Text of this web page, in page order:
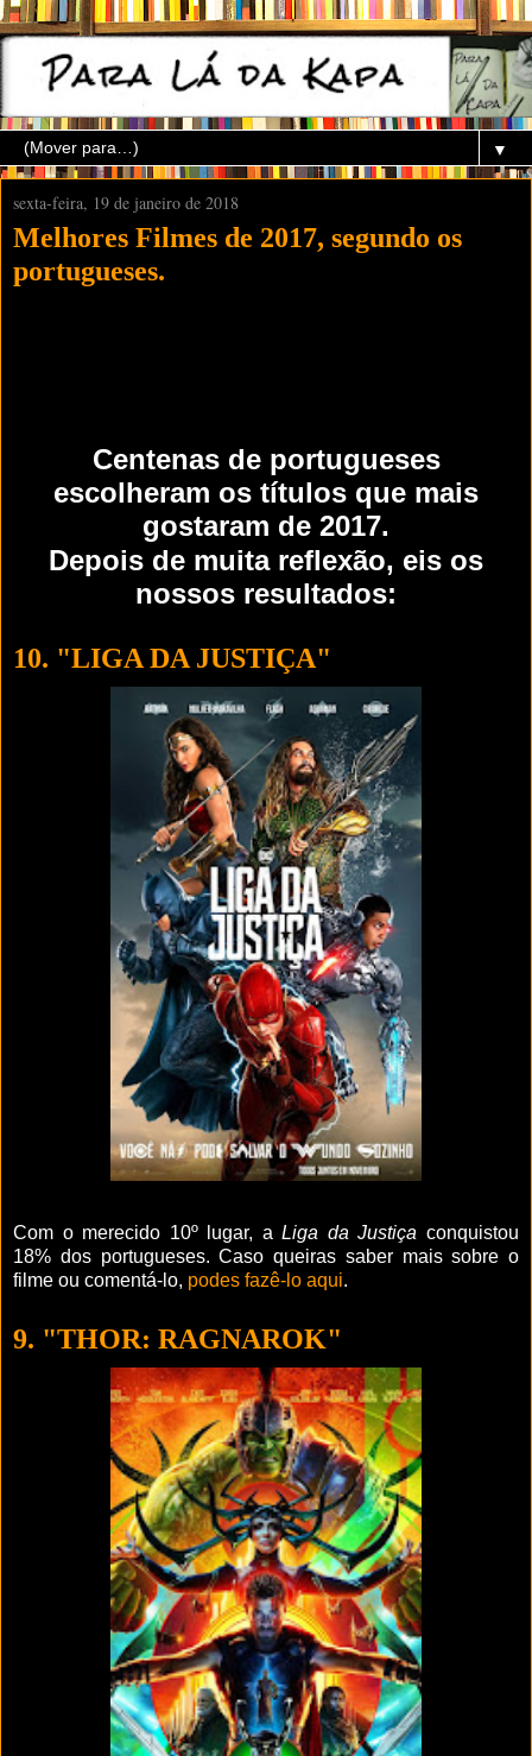
▼
sexta-feira, 19 de janeiro de 2018
Melhores Filmes de 2017, segundo os
portugueses.
Centenas de portugueses
escolheram os títulos que mais
gostaram de 2017.
Depois de muita reflexão, eis os
nossos resultados:
10. "LIGA DA JUSTIÇA"
Com o merecido 10º lugar, aLiga da Justiça conquistou
18% dos portugueses. Caso queiras saber mais sobre o
filme ou comentá-lo, podes fazê-lo aqui.
9. "THOR: RAGNAROK"